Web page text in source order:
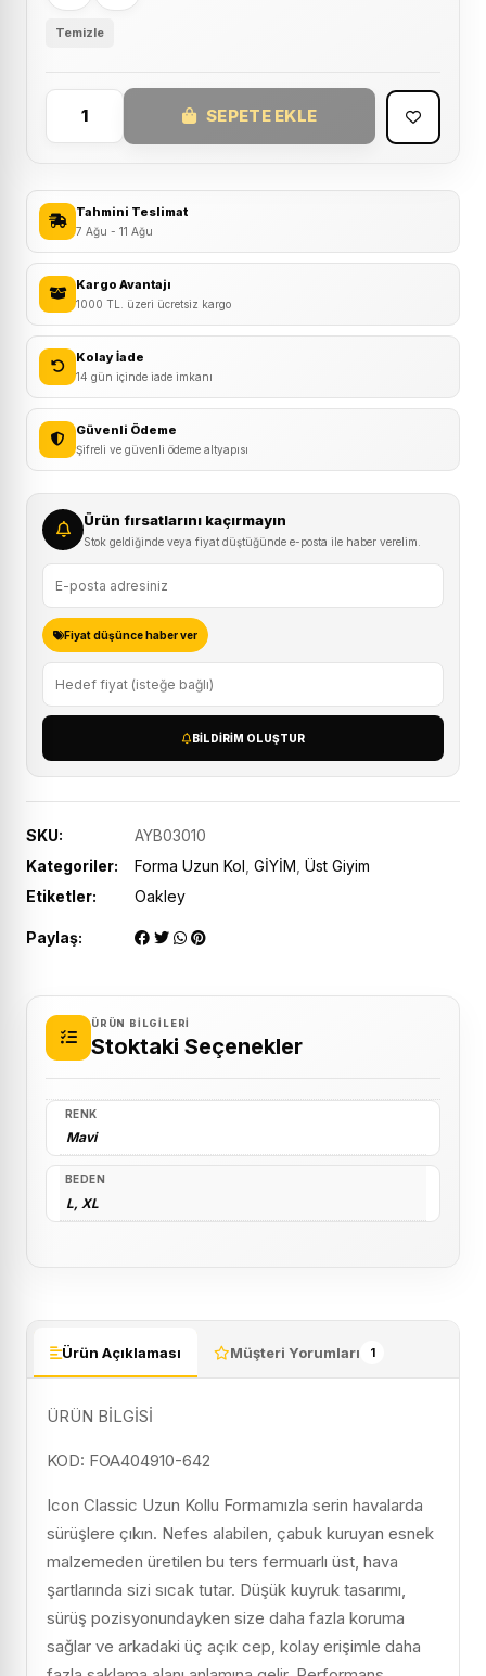
Temizle
Oakley
LS
JERSEY
Uzun
Kol
Forma
adet
SEPETE EKLE
Tahmini Teslimat
7 Ağu - 11 Ağu
Kargo Avantajı
1000 TL. üzeri ücretsiz kargo
Kolay İade
14 gün içinde iade imkanı
Güvenli Ödeme
Şifreli ve güvenli ödeme altyapısı
Ürün fırsatlarını kaçırmayın
Stok geldiğinde veya fiyat düştüğünde e-posta ile haber verelim.
Fiyat düşünce haber ver
BILDIRIM OLUŞTUR
SKU:
AYB03010
Kategoriler:
Forma Uzun Kol GİYİM Üst Giyim
Etiketler:
Oakley
Paylaş:
ÜRÜN BILGILERI
Stoktaki Seçenekler
RENK
Mavi
BEDEN
L, XL
Ürün Açıklaması Müşteri Yorumları 1
ÜRÜN BİLGİSİ
KOD: FOA404910-642
Icon Classic Uzun Kollu Formamızla serin havalarda
sürüşlere çıkın. Nefes alabilen, çabuk kuruyan esnek
malzemeden üretilen bu ters fermuarlı üst, hava
şartlarında sizi sıcak tutar. Düşük kuyruk tasarımı,
sürüş pozisyonundayken size daha fazla koruma
sağlar ve arkadaki üç açık cep, kolay erişimle daha